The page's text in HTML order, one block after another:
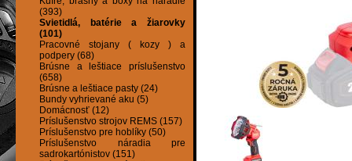
(393)
Svietidlá, batérie a žiarovky
(101)
Pracovné stojany ( kozy ) a
podpery (68)
Brúsne a leštiace príslušenstvo
(658)
Brúsne a leštiace pasty (24)
Bundy vyhrievané aku (5)
Domácnosť (12)
Príslušenstvo strojov REMS (157)
Príslušenstvo pre hoblíky (50)
Príslušenstvo náradia pre
sadrokartónistov (151)